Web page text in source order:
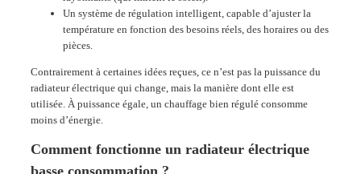
Un système de régulation intelligent, capable d’ajuster la
température en fonction des besoins réels, des horaires ou des
pièces.
Contrairement à certaines idées reçues, ce n’est pas la puissance du
radiateur électrique qui change, mais la manière dont elle est
utilisée. À puissance égale, un chauffage bien régulé consomme
moins d’énergie.
Comment fonctionne un radiateur électrique